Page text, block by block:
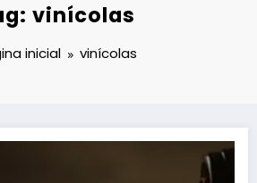
vinícolas
inicial vinícolas